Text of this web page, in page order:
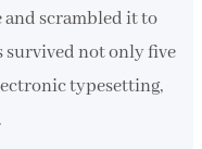
scrambled it to
survived not only five
typesetting,